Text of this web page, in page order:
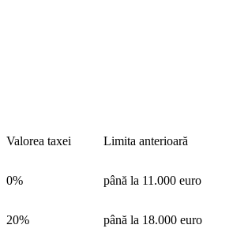
Valorea taxei Limita anterioară
0% până la 11.000 euro
20% până la 18.000 euro